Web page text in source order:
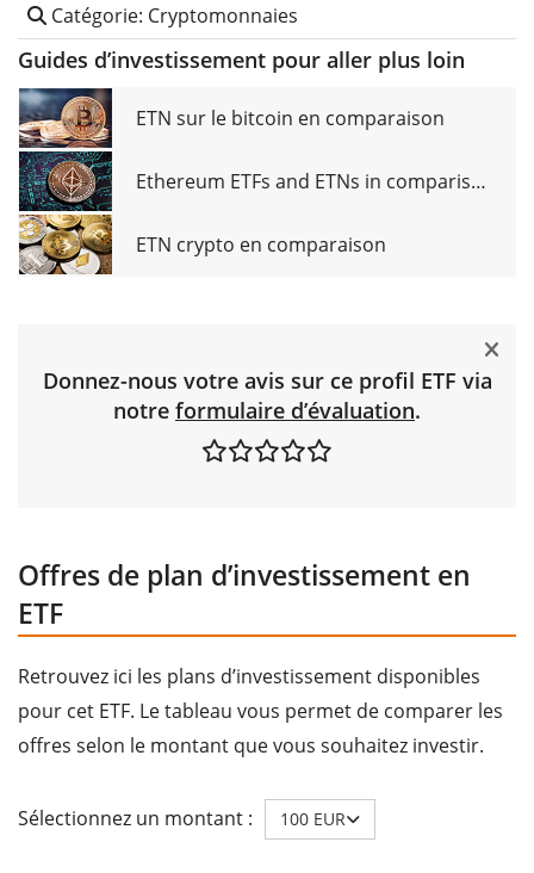
Catégorie: Cryptomonnaies
Guides d’investissement pour aller plus loin
ETN sur le bitcoin en comparaison
Ethereum ETFs and ETNs in comparison
ETN crypto en comparaison
Donnez-nous votre avis sur ce profil ETF via
notre formulaire d’évaluation.
Offres de plan d’investissement en
ETF
Retrouvez ici les plans d’investissement disponibles
pour cet ETF. Le tableau vous permet de comparer les
offres selon le montant que vous souhaitez investir.
Sélectionnez un montant : 100 EUR